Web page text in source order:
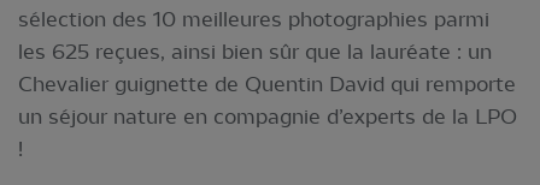
sélection des 10 meilleures photographies parmi
les 625 reçues, ainsi bien sûr que la lauréate : un
Chevalier guignette de Quentin David qui remporte
un séjour nature en compagnie d’experts de la LPO
!